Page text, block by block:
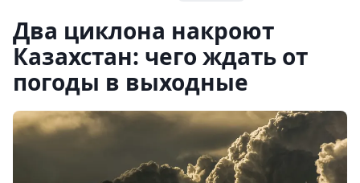
Два циклона накроют
Казахстан: чего ждать от
погоды в выходные